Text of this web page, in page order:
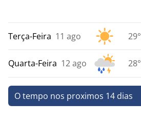
Terça-Feira 11 ago 29°
Quarta-Feira 12 ago 28°
O tempo nos proximos 14 dias